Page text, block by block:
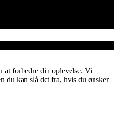
at forbedre din oplevelse. Vi
du kan slå det fra, hvis du ønsker